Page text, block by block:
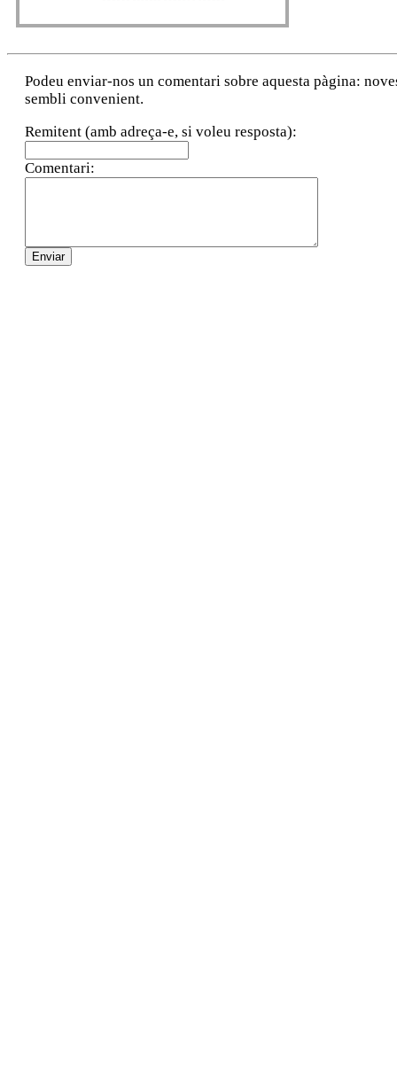
Podeu enviar-nos un comentari sobre aquesta pàgina:
sembli convenient.
Remitent (amb adreça-e, si voleu resposta):
Comentari: